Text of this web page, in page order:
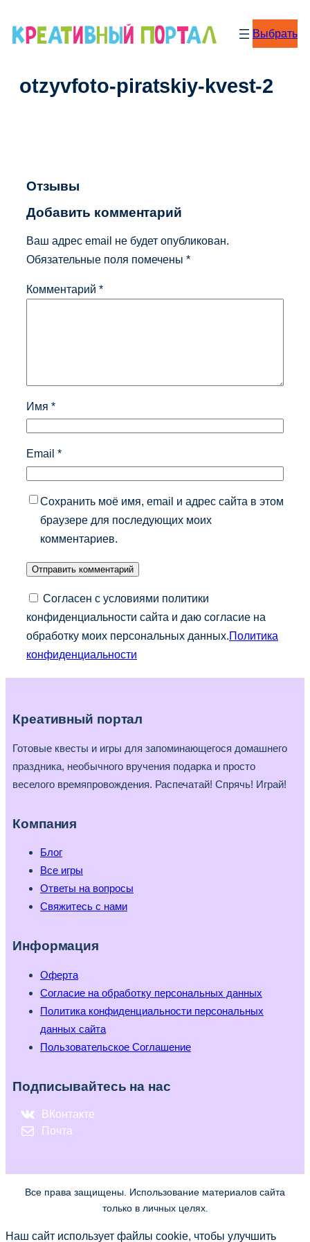
Выбрать
otzyvfoto-piratskiy-kvest-2
Отзывы
Добавить комментарий
Ваш адрес email не будет опубликован.
Обязательные поля помечены *
Комментарий *
Имя *
Email *
Сохранить моё имя, email и адрес сайта в этом
браузере для последующих моих
комментариев.
Согласен с условиями политики
конфиденциальности сайта и даю согласие на
обработку моих персональных данных.Политика
конфиденциальности
Креативный портал
Готовые квесты и игры для запоминающегося домашнего
праздника, необычного вручения подарка и просто
веселого времяпровождения. Распечатай! Спрячь! Играй!
Компания
Блог
Все игры
Ответы на вопросы
Свяжитесь с нами
Информация
Оферта
Согласие на обработку персональных данных
Политика конфиденциальности персональных
данных сайта
Пользовательское Соглашение
Подписывайтесь на нас
ВКонтакте
Почта
Все права защищены. Использование материалов сайта
только в личных целях.
Наш сайт использует файлы cookie, чтобы улучшить